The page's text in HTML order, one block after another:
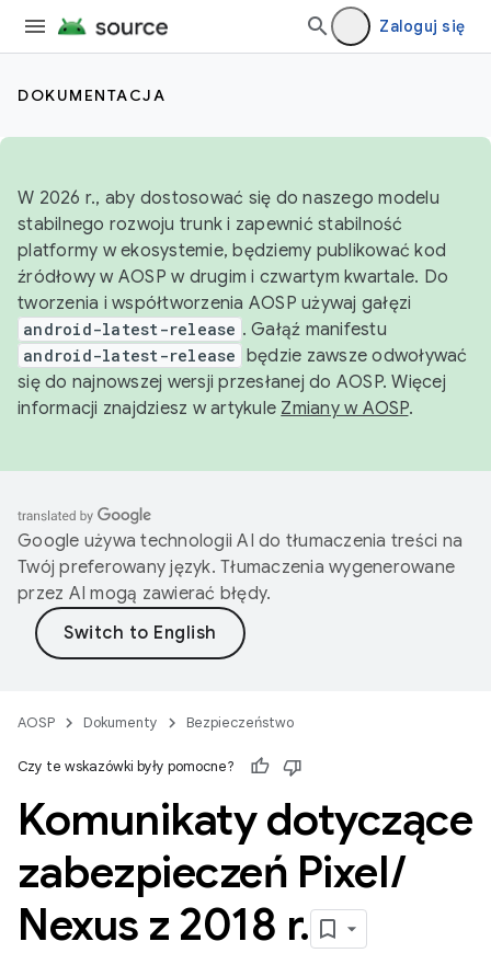
Zaloguj się
DOKUMENTACJA
W 2026 r., aby dostosować się do naszego modelu
stabilnego rozwoju trunk i zapewnić stabilność
platformy w ekosystemie, będziemy publikować kod
źródłowy w AOSP w drugim i czwartym kwartale. Do
tworzenia i współtworzenia AOSP używaj gałęzi
android-latest-release . Gałąź manifestu
android-latest-release będzie zawsze odwoływać
się do najnowszej wersji przesłanej do AOSP. Więcej
informacji znajdziesz w artykule Zmiany w AOSP.
Google używa technologii AI do tłumaczenia treści na
Twój preferowany język. Tłumaczenia wygenerowane
przez AI mogą zawierać błędy.
AOSP Dokumenty Bezpieczeństwo
Czy te wskazówki były pomocne?
Komunikaty dotyczące
zabezpieczeń Pixel/
Nexus z 2018 r.